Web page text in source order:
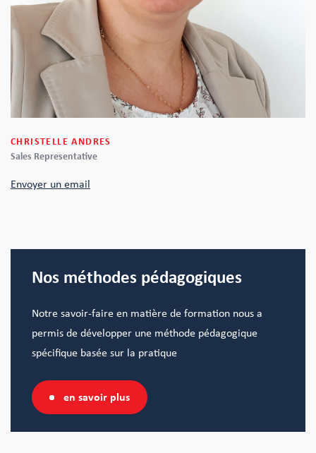
CHRISTELLE ANDRES
Sales Representative
Envoyer un email
Nos méthodes pédagogiques
Notre savoir-faire en matière de formation nous a
permis de développer une méthode pédagogique
spécifique basée sur la pratique
en savoir plus